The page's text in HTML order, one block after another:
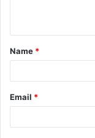
Name *
Email *